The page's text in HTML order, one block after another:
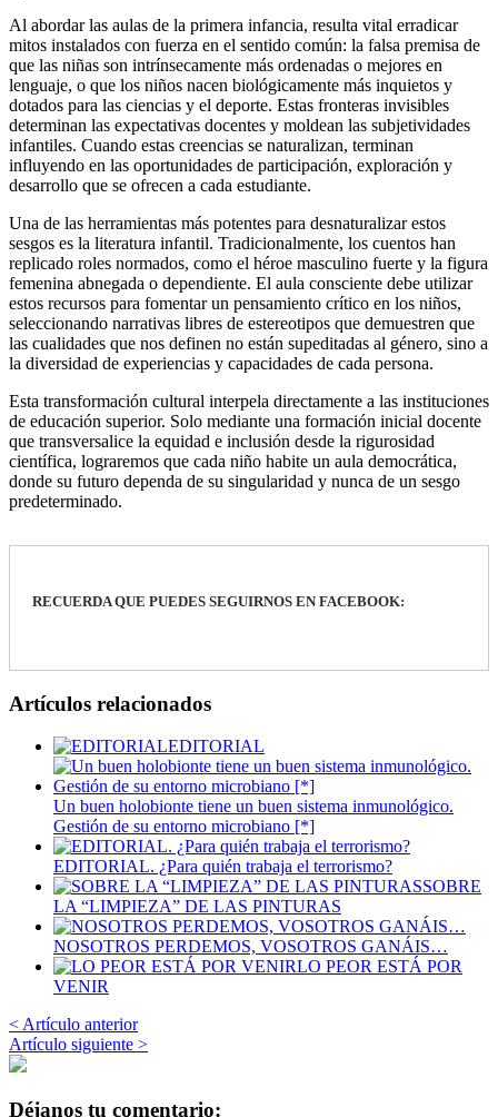
Al abordar las aulas de la primera infancia, resulta vital erradicar
mitos instalados con fuerza en el sentido común: la falsa premisa de
que las niñas son intrínsecamente más ordenadas o mejores en
lenguaje, o que los niños nacen biológicamente más inquietos y
dotados para las ciencias y el deporte. Estas fronteras invisibles
determinan las expectativas docentes y moldean las subjetividades
infantiles. Cuando estas creencias se naturalizan, terminan
influyendo en las oportunidades de participación, exploración y
desarrollo que se ofrecen a cada estudiante.
Una de las herramientas más potentes para desnaturalizar estos
sesgos es la literatura infantil. Tradicionalmente, los cuentos han
replicado roles normados, como el héroe masculino fuerte y la figura
femenina abnegada o dependiente. El aula consciente debe utilizar
estos recursos para fomentar un pensamiento crítico en los niños,
seleccionando narrativas libres de estereotipos que demuestren que
las cualidades que nos definen no están supeditadas al género, sino a
la diversidad de experiencias y capacidades de cada persona.
Esta transformación cultural interpela directamente a las instituciones
de educación superior. Solo mediante una formación inicial docente
que transversalice la equidad e inclusión desde la rigurosidad
científica, lograremos que cada niño habite un aula democrática,
donde su futuro dependa de su singularidad y nunca de un sesgo
predeterminado.
RECUERDA QUE PUEDES SEGUIRNOS EN FACEBOOK:
Artículos relacionados
EDITORIAL
Un buen holobionte tiene un buen sistema inmunológico.
Gestión de su entorno microbiano [*]
EDITORIAL. ¿Para quién trabaja el terrorismo?
SOBRE
LA “LIMPIEZA” DE LAS PINTURAS
NOSOTROS PERDEMOS, VOSOTROS GANÁIS…
LO PEOR ESTÁ POR
VENIR
< Artículo anterior
Artículo siguiente >
Déjanos tu comentario: